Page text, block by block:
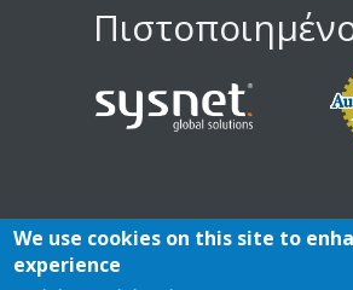
We use cookies on this site to
experience